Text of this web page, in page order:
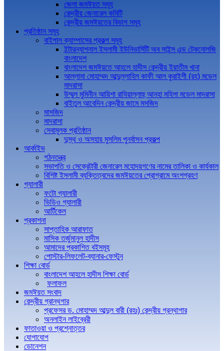
জেলা জমঈয়ত সমূহ
কেন্দ্রীয় জেনারেল কমিটি
কেন্দ্রীয় জমঈয়তের বিভাগ সমূহ
প্রতিষ্ঠান সমূহ
বাইপাল ক্যাম্পাসের প্রকল্প সমূহ
ইন্টারন্যাশনাল ইসলামী ইউনিভার্সিটি অব সাইন্স এন্ড টেকনোলজি
বাংলাদেশ
বাংলাদেশ জমঈয়তে আহলে হাদীস কেন্দ্রীয় ইয়াতীম খানা
আল্লামা মোহাম্মদ আব্দুল্লাহিল কাফী আল কুরাইশী (রহ) মডেল
মাদরাসা
উম্মুল মুমিনীন আয়িশা রাযিয়াল্লাহু আনহা মহিলা মডেল মাদরাসা
বাইতুল আবেদিন কেন্দ্রীয় জামে মসজিদ
মাসজিদ
মাদরাসা
সেবামূলক প্রতিষ্ঠান
দুস্থ ও অসহায় মুসলিম পুনর্বাসন প্রকল্প
আর্কাইভ
গঠনতন্ত্র
সভাপতি ও সেক্রেটারী জেনারেল মহোদয়গণের নামের তালিকা ও কার্যকাল
বিশিষ্ট ইসলামী ব্যক্তিত্বদের জমঈয়তের প্রোগ্রামে অংশগ্রহণ
গ্যালারী
ফটো গ্যালারী
ভিডিও গ্যালারী
আর্টিকেল
প্রকাশনা
সাপ্তাহিক আরাফাত
মাসিক তর্জুমানুল হাদীস
আমাদের প্রকাশিত বইসমূহ
পোস্টার-লিফলেট-ব্যানার-ফেস্টুন
শিক্ষা বোর্ড
বাংলাদেশ আহলে হাদীস শিক্ষা বোর্ড
ফলাফল
জমঈয়ত সংবাদ
কেন্দ্রীয় গ্রান্থগার
প্রফেসর ড. মোহাম্মদ আব্দুল বারী (রহঃ) কেন্দ্রীয় গ্রন্থাগার
অনলাইন লাইব্রেরী
ফাতাওয়া ও প্রশ্নোত্তর
যোগাযোগ
ডোনেশন